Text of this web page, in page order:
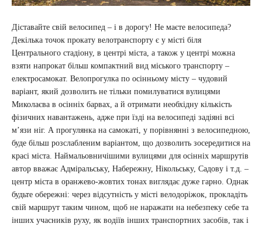
Діставайте свій велосипед – і в дорогу! Не маєте велосипеда?
Декілька точок прокату велотранспорту є у місті біля
Центрального стадіону, в центрі міста, а також у центрі можна
взяти напрокат більш компактний вид міського транспорту –
електросамокат. Велопрогулка по осінньому місту – чудовий
варіант, який дозволить не тільки помилуватися вулицями
Миколаєва в осінніх барвах, а й отримати необхідну кількість
фізичних навантажень, адже при їзді на велосипеді задіяні всі
м’язи ніг. А прогулянка на самокаті, у порівнянні з велосипедною,
буде більш розслабленим варіантом, що дозволить зосередитися на
красі міста. Наймальовничішими вулицями для осінніх маршрутів
автор вважає Адміральську, Набережну, Нікольську, Садову і т.д. –
центр міста в оранжево-жовтих тонах виглядає дуже гарно. Однак
будьте обережні: через відсутність у місті велодоріжок, прокладіть
свій маршрут таким чином, щоб не наражати на небезпеку себе та
інших учасників руху, як водіїв інших транспортних засобів, так і